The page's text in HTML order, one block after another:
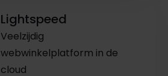
Lightspeed
Veelzijdig
webwinkelplatform in de
cloud